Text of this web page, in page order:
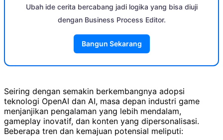
Ubah ide cerita bercabang jadi logika yang bisa diuji
dengan Business Process Editor.
Bangun Sekarang
Seiring dengan semakin berkembangnya adopsi
teknologi OpenAI dan AI, masa depan industri game
menjanjikan pengalaman yang lebih mendalam,
gameplay inovatif, dan konten yang dipersonalisasi.
Beberapa tren dan kemajuan potensial meliputi: